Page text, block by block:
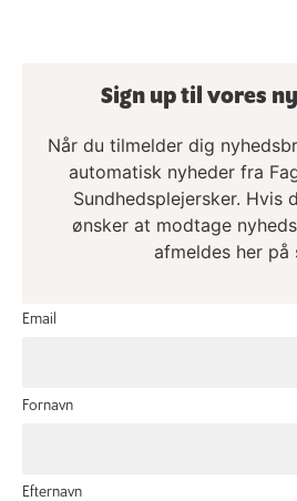
Sign up til vores
Når du tilmelder dig
automatisk nyheder fra
Sundhedsplejersker. Hvis
ønsker at modtage
afmeldes her på
Email
Fornavn
Efternavn